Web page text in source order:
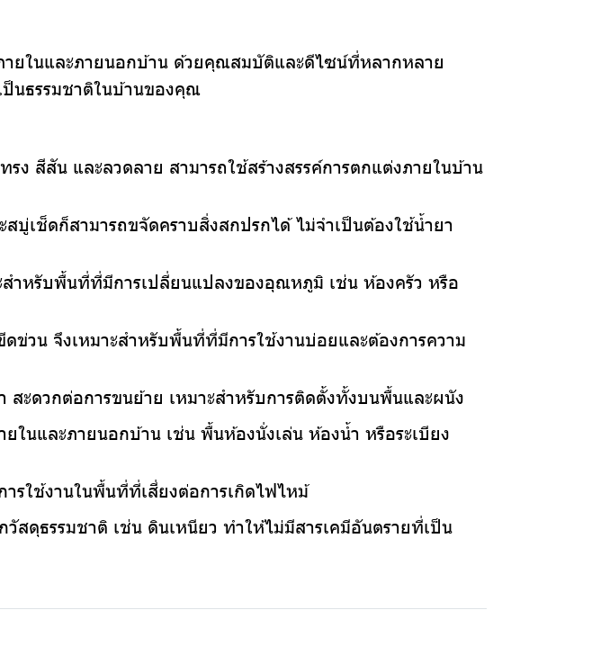
ายในและภายนอกบ้าน ด้วยคุณสมบัติและดีไซน์ที่หลากหลาย
ป็นธรรมชาติในบ้านของคุณ
ง สีสัน และลวดลาย สามารถใช้สร้างสรรค์การตกแต่งภายในบ้าน
บู่เช็ดก็สามารถขจัดคราบสิ่งสกปรกได้ ไม่จำเป็นต้องใช้น้ำยา
สำหรับพื้นที่ที่มีการเปลี่ยนแปลงของอุณหภูมิ เช่น ห้องครัว หรือ
ข่วน จึงเหมาะสำหรับพื้นที่ที่มีการใช้งานบ่อยและต้องการความ
สะดวกต่อการขนย้าย เหมาะสำหรับการติดตั้งทั้งบนพื้นและผนัง
ยในและภายนอกบ้าน เช่น พื้นห้องนั่งเล่น ห้องน้ำ หรือระเบียง
รใช้งานในพื้นที่ที่เสี่ยงต่อการเกิดไฟไหม้
วัสดุธรรมชาติ เช่น ดินเหนียว ทำให้ไม่มีสารเคมีอันตรายที่เป็น